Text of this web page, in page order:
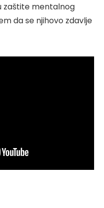
zaštite mentalnog
da se njihovo zdavlje